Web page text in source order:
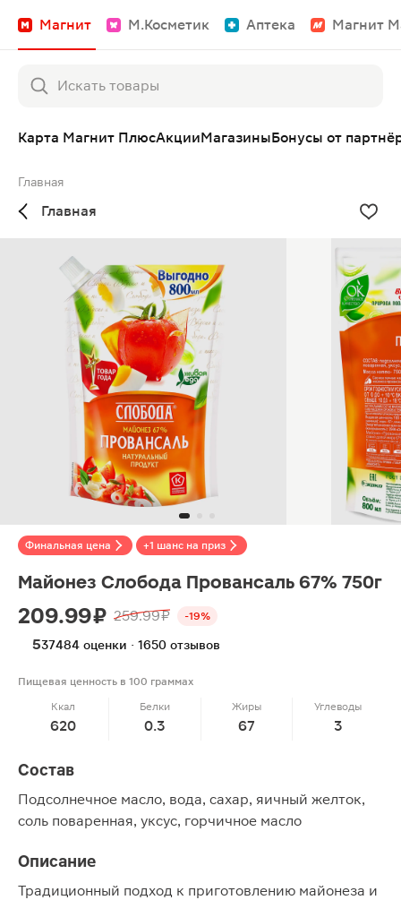
Магнит М.Косметик Аптека Магнит
Карта Магнит ПлюсАкцииМагазиныБонусы от
Главная
Главная
Финальная цена +1 шанс на приз
Майонез Слобода Провансаль 67% 750г
209.99 ₽ 259.99 ₽ -19%
537484 оценки · 1650 отзывов
Пищевая ценность в 100 граммах
Ккал
620
Белки
0.3
Жиры
67
Углеводы
3
Состав
Подсолнечное масло, вода, сахар, яичный желток,
соль поваренная, уксус, горчичное масло
Описание
Традиционный подход к приготовлению майонеза и